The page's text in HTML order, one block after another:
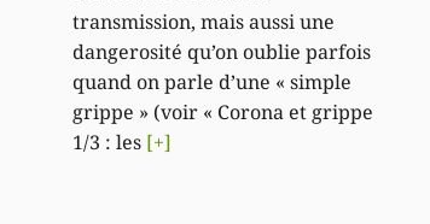
transmission, mais aussi une
dangerosité qu’on oublie parfois
quand on parle d’une « simple
grippe » (voir « Corona et grippe
1/3 : les [+]